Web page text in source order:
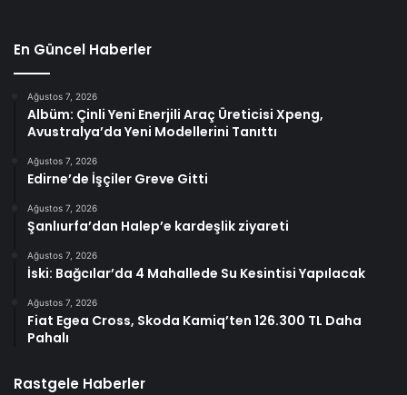
En Güncel Haberler
Ağustos 7, 2026
Albüm: Çinli Yeni Enerjili Araç Üreticisi Xpeng,
Avustralya’da Yeni Modellerini Tanıttı
Ağustos 7, 2026
Edirne’de İşçiler Greve Gitti
Ağustos 7, 2026
Şanlıurfa’dan Halep’e kardeşlik ziyareti
Ağustos 7, 2026
İski: Bağcılar’da 4 Mahallede Su Kesintisi Yapılacak
Ağustos 7, 2026
Fiat Egea Cross, Skoda Kamiq’ten 126.300 TL Daha
Pahalı
Rastgele Haberler